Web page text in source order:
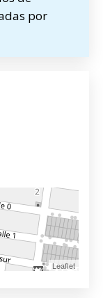
por
Leaflet